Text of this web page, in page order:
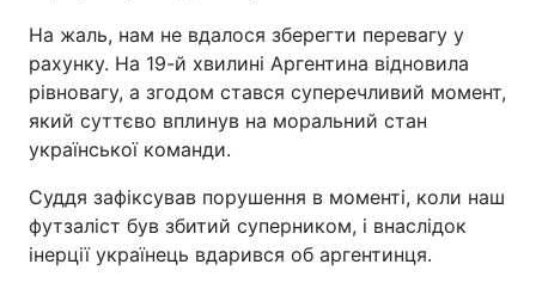
На жаль, нам не вдалося зберегти перевагу у
рахунку. На 19-й хвилині Аргентина відновила
рівновагу, а згодом стався суперечливий момент,
який суттєво вплинув на моральний стан
української команди.
Суддя зафіксував порушення в моменті, коли наш
футзаліст був збитий суперником, і внаслідок
інерції українець вдарився об аргентинця.